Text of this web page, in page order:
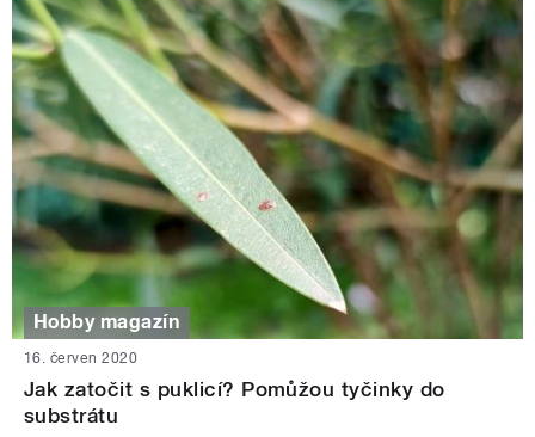
Hobby magazín
16. červen 2020
Jak zatočit s puklicí? Pomůžou tyčinky do
substrátu